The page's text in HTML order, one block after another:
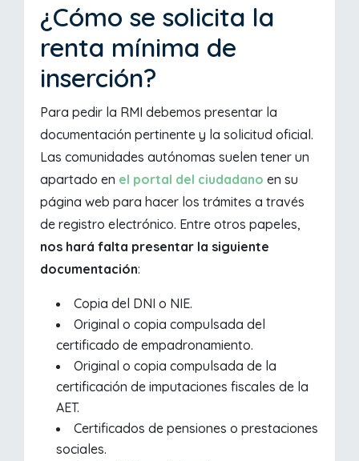
¿Cómo se solicita la
renta mínima de
inserción?
Para pedir la RMI debemos presentar la
documentación pertinente y la solicitud oficial.
Las comunidades autónomas suelen tener un
apartado en el portal del ciudadano en su
página web para hacer los trámites a través
de registro electrónico. Entre otros papeles,
nos hará falta presentar la siguiente
documentación:
Copia del DNI o NIE.
Original o copia compulsada del
certificado de empadronamiento.
Original o copia compulsada de la
certificación de imputaciones fiscales de la
AET.
Certificados de pensiones o prestaciones
sociales.